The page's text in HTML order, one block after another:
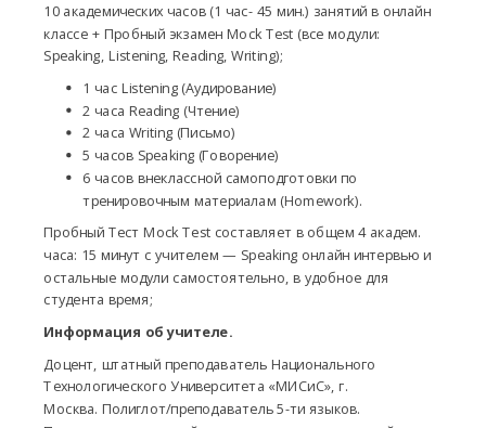
10 академических часов (1 час- 45 мин.) занятий в онлайн
классе + Пробный экзамен Mock Test (все модули:
Speaking, Listening, Reading, Writing);
1 час Listening (Аудирование)
2 часа Reading (Чтение)
2 часа Writing (Письмо)
5 часов Speaking (Говорение)
6 часов внеклассной самоподготовки по
тренировочным материалам (Homework).
Пробный Тест Mock Test составляет в общем 4 академ.
часа: 15 минут с учителем — Speaking онлайн интервью и
остальные модули самостоятельно, в удобное для
студента время;
Информация об учителе.
Доцент, штатный преподаватель Национального
Технологического Университета «МИСиС», г.
Москва. Полиглот/преподаватель 5-ти языков.